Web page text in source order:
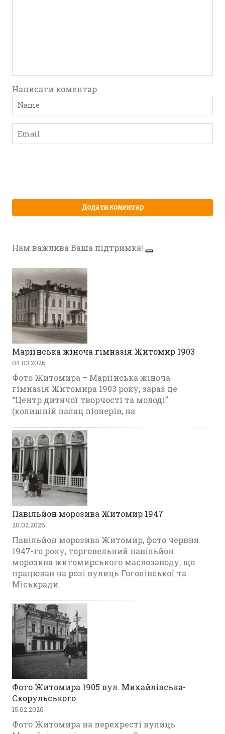
Написати коментар
Нам важлива Ваша підтримка!
Маріїнська жіноча гімназія Житомир 1903
04.03.2026
Фото Житомира – Маріїнська жіноча
гімназія Житомира 1903 року, зараз це
“Центр дитячої творчості та молоді”
(колишній палац піонерів, на
Павільйон морозива Житомир 1947
20.02.2026
Павільйон морозива Житомир, фото червня
1947-го року, торговельний павільйон
морозива житомирського маслозаводу, що
працював на розі вулиць Гоголівської та
Міськради.
Фото Житомира 1905 вул. Михайлівська-
Скорульського
15.02.2026
Фото Житомира на перехресті вулиць